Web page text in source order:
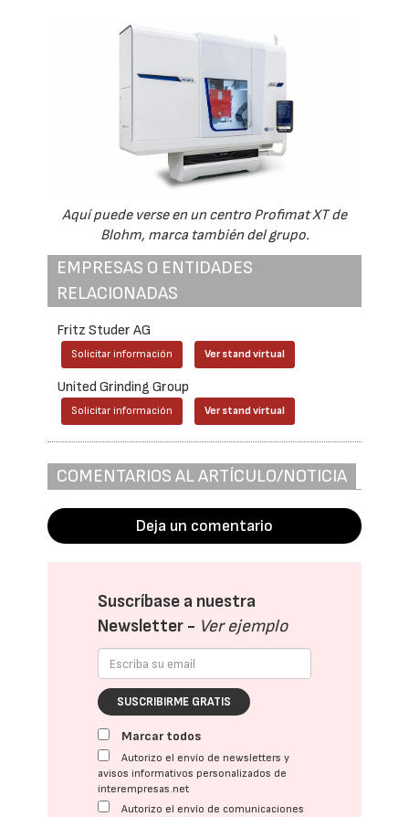
Aquí puede verse en un centro Profimat XT de
Blohm, marca también del grupo.
EMPRESAS O ENTIDADES
RELACIONADAS
Fritz Studer AG
Solicitar información Ver stand virtual
United Grinding Group
Solicitar información Ver stand virtual
COMENTARIOS AL ARTÍCULO/NOTICIA
Deja un comentario
Suscríbase a nuestra
Newsletter - Ver ejemplo
SUSCRIBIRME GRATIS
Marcar todos
Autorizo el envío de newsletters y
avisos informativos personalizados de
interempresas.net
Autorizo el envío de comunicaciones